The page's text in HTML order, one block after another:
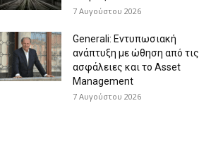
7 Αυγούστου 2026
Generali: Eντυπωσιακή
ανάπτυξη με ώθηση από τις
ασφάλειες και το Asset
Management
7 Αυγούστου 2026